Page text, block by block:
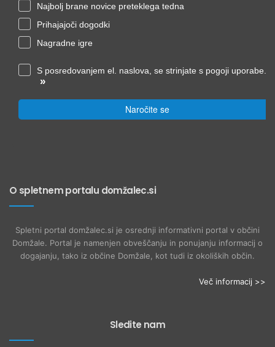
Najbolj brane novice preteklega tedna
Prihajajoči dogodki
Nagradne igre
S posredovanjem el. naslova, se strinjate s pogoji uporabe.
»
Naročite se
O spletnem portalu domžalec.si
Spletni portal domžalec.si je osrednji informativni portal v občini
Domžale. Portal je namenjen obveščanju in ponujanju informacij o
dogajanju, tako iz občine Domžale, kot tudi iz okoliških občin.
Več informacij >>
Sledite nam